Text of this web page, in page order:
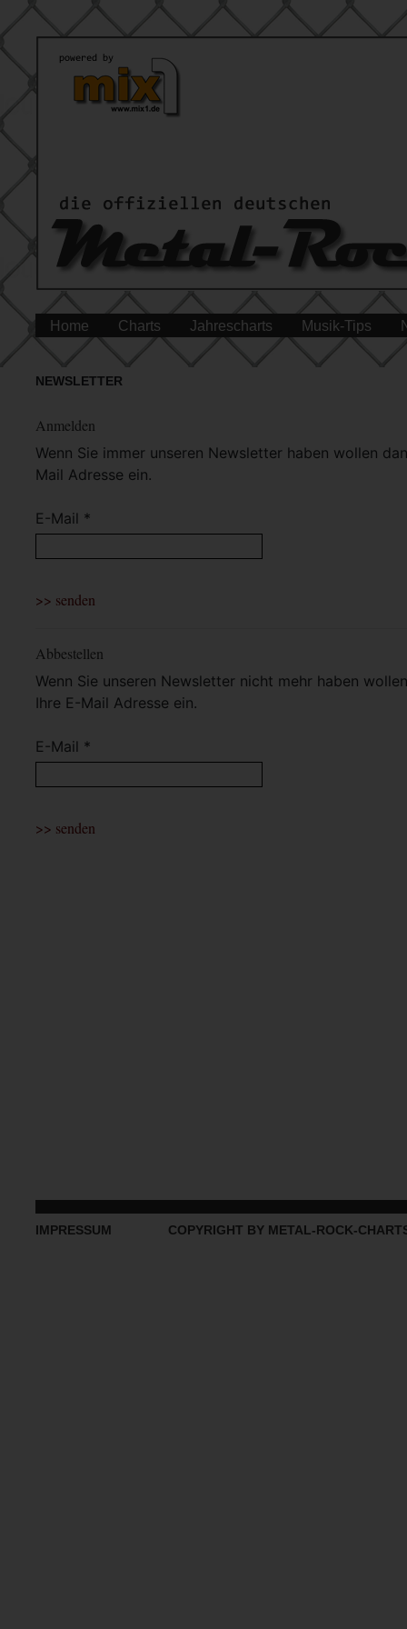
Home Charts Jahrescharts Musik-Tips
NEWSLETTER
Anmelden
Wenn Sie immer unseren Newsletter haben wollen
Mail Adresse ein.
E-Mail *
Abbestellen
Wenn Sie unseren Newsletter nicht mehr haben
Ihre E-Mail Adresse ein.
E-Mail *
IMPRESSUM COPYRIGHT BY METAL-ROCK-